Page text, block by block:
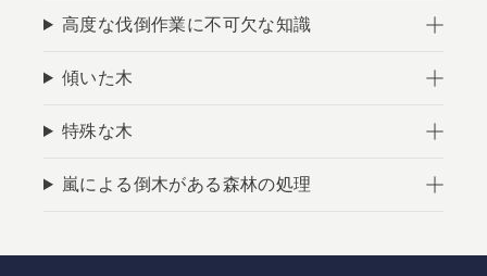
高度な伐倒作業に不可欠な知識
傾いた木
特殊な木
嵐による倒木がある森林の処理